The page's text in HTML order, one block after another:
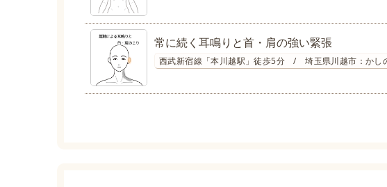
常に続く耳鳴りと首・肩の強い緊張
西武新宿線「本川越駅」徒歩5分 / 埼玉県川越市：かし